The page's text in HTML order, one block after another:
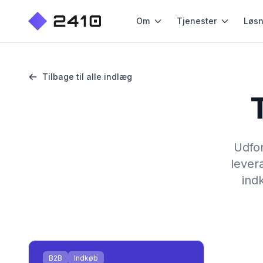
Om Tjenester
Tilbage til alle indlæg
B2B Indkøb